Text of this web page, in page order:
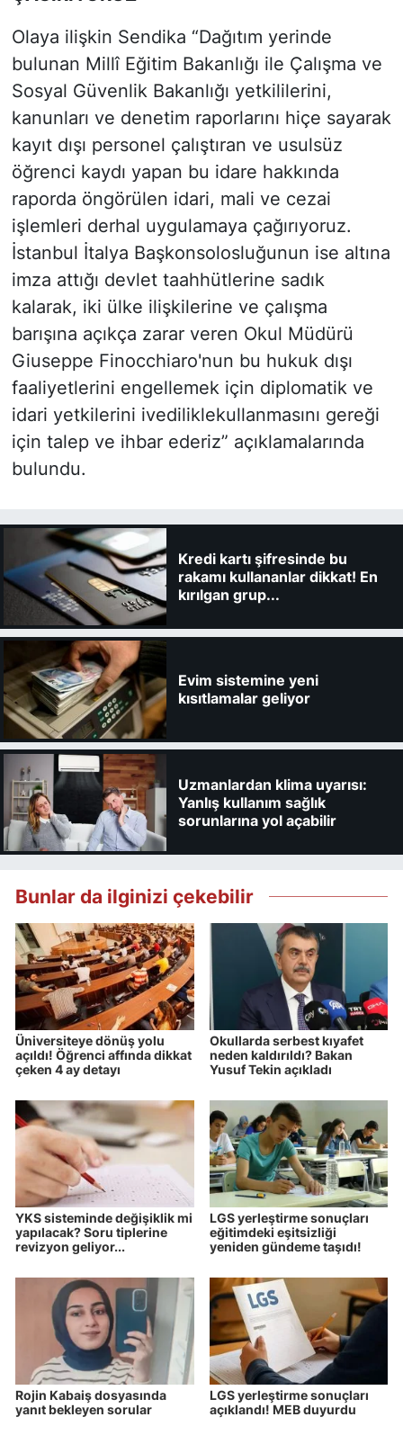
Olaya ilişkin Sendika “Dağıtım yerinde
bulunan Millî Eğitim Bakanlığı ile Çalışma ve
Sosyal Güvenlik Bakanlığı yetkililerini,
kanunları ve denetim raporlarını hiçe sayarak
kayıt dışı personel çalıştıran ve usulsüz
öğrenci kaydı yapan bu idare hakkında
raporda öngörülen idari, mali ve cezai
işlemleri derhal uygulamaya çağırıyoruz.
İstanbul İtalya Başkonsolosluğunun ise altına
imza attığı devlet taahhütlerine sadık
kalarak, iki ülke ilişkilerine ve çalışma
barışına açıkça zarar veren Okul Müdürü
Giuseppe Finocchiaro'nun bu hukuk dışı
faaliyetlerini engellemek için diplomatik ve
idari yetkilerini ivediliklekullanmasını gereği
için talep ve ihbar ederiz” açıklamalarında
bulundu.
Kredi kartı şifresinde bu
rakamı kullananlar dikkat! En
kırılgan grup...
Evim sistemine yeni
kısıtlamalar geliyor
Uzmanlardan klima uyarısı:
Yanlış kullanım sağlık
sorunlarına yol açabilir
Bunlar da ilginizi çekebilir
Üniversiteye dönüş yolu
açıldı! Öğrenci affında dikkat
çeken 4 ay detayı
Okullarda serbest kıyafet
neden kaldırıldı? Bakan
Yusuf Tekin açıkladı
YKS sisteminde değişiklik mi
yapılacak? Soru tiplerine
revizyon geliyor...
LGS yerleştirme sonuçları
eğitimdeki eşitsizliği
yeniden gündeme taşıdı!
Rojin Kabaiş dosyasında
yanıt bekleyen sorular
LGS yerleştirme sonuçları
açıklandı! MEB duyurdu